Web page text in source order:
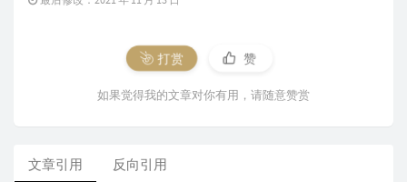
打赏 赞
如果觉得我的文章对你有用，请随意赞赏
文章引用 反向引用